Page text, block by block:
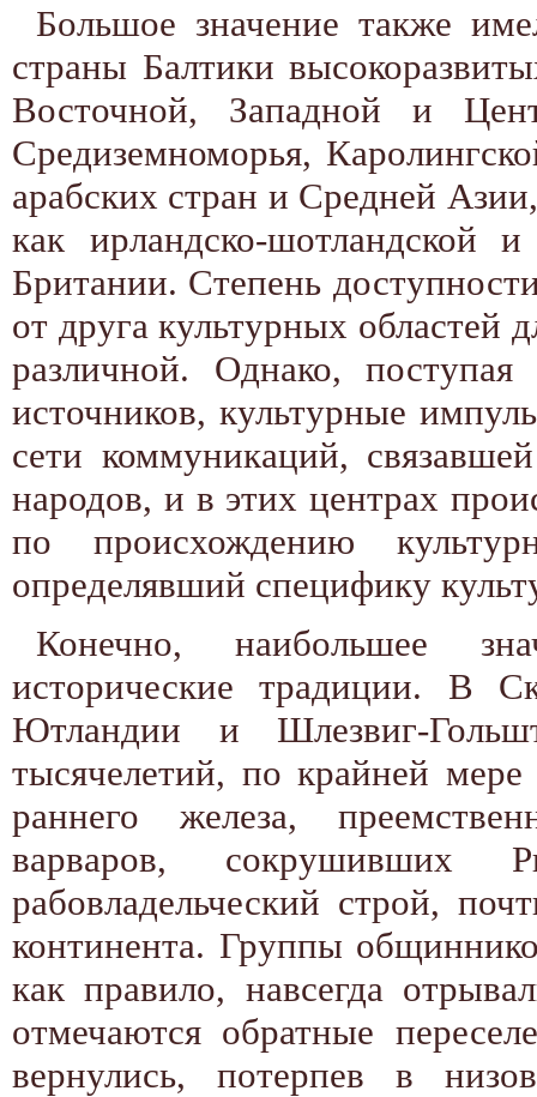
Большое значение также
страны Балтики
Восточной, Западной и
Средиземноморья,
арабских стран и Средней
как ирландско-шотландской
Британии. Степень
от друга культурных областей
различной. Однако,
источников, культурные
сети коммуникаций,
народов, и в этих центрах
по происхождению
определявший специфику
Конечно, наибольшее
исторические традиции. В
Ютландии и Шлезвиг-
тысячелетий, по крайней
раннего железа,
варваров,
рабовладельческий строй,
континента. Группы
как правило, навсегда
отмечаются обратные
вернулись, потерпев в